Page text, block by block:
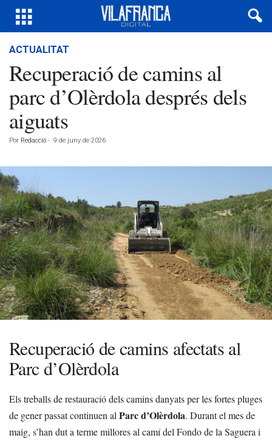
ACTUALITAT
Recuperació de camins al
parc d’Olèrdola després dels
aiguats
Por Redacció - 9 de juny de 2026
Recuperació de camins afectats al
Parc d’Olèrdola
Els treballs de restauració dels camins danyats per les fortes pluges
de gener passat continuen al Parc d’Olèrdola. Durant el mes de
maig, s’han dut a terme millores al camí del Fondo de la Saguera i